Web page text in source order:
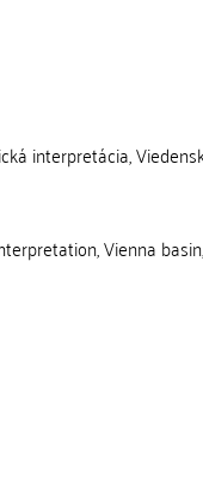
interpretácia,
Vienna basin,